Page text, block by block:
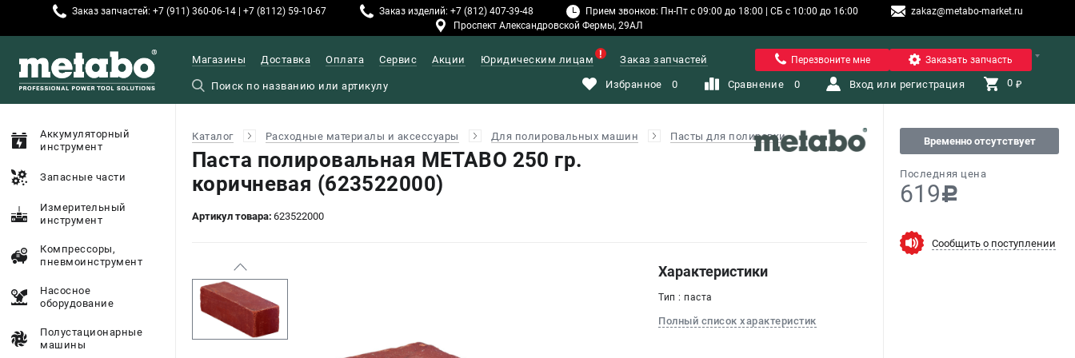
Заказ запчастей: +7 (911) 360-06-14 | +7 (8112) 59-10-67 Заказ изделий: +7 (812) 407-39-48 Прием звонков: Пн-Пт с 09:00 до 18:00 | СБ с 10:00 до 16:00
zakaz@metabo-market.ru
Проспект Александровской Фермы, 29АЛ
Санкт-Петербург
Магазины Доставка Оплата Сервис Акции Юридическим лицам Заказ запчастей Перезвоните мне Заказать запчасть
Избранное 0 Сравнение 0 Вход или регистрация 0 ₽
Аккумуляторный
инструмент
Запасные части
Измерительный
инструмент
Компрессоры,
пневмоинструмент
Насосное
оборудование
Полустационарные
машины
Каталог Расходные материалы и аксессуары Для полировальных машин Пасты для полировки
Паста полировальная METABO 250 гр.
коричневая (623522000)
Артикул товара: 623522000
Временно отсутствует
Последняя цена
619c
Сообщить о поступлении
Характеристики
Тип : паста
Полный список характеристик